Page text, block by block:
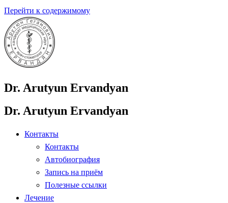
Перейти к содержимому
Dr. Arutyun Ervandyan
Dr. Arutyun Ervandyan
Контакты
Контакты
Автобиография
Запись на приём
Полезные ссылки
Лечение